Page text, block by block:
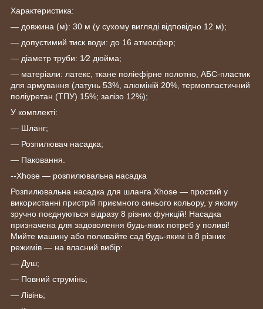
Характеристика:
― довжина (м): 30 м (у сухому вигляді відповідно 12 м);
― допустимий тиск води: до 16 атмосфер;
― діаметр труби: 1⁄2 дюйма;
― матеріали: латекс, ткане поліефірне полотно, АБС-пластик
для армування (латунь 53%, алюміній 20%, термопластичний
поліуретан (ТПУ) 15%; залізо 12%);
У комплекті:
― Шланг;
― Розпилювач насадка;
— Паковання.
--Xhose — розпилювальна насадка
Розпилювальна насадка для шланга Xhose — простий у
використанні пристрій приємного синього кольору, у якому
зручно поєднуються відразу 8 різних функцій! Насадка
призначена для задоволення будь-яких потреб у поливі!
Мийте машину або поливайте сад будь-яким із 8 різних
режимів — на власний вибір:
― Душ;
― Повний струмінь;
― Лівінь;